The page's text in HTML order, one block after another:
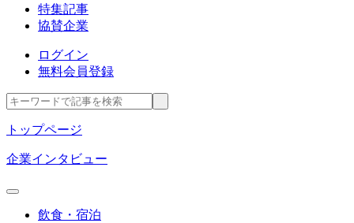
特集記事
協賛企業
ログイン
無料会員登録
トップページ
企業インタビュー
飲食・宿泊